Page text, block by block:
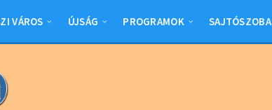
VÁROS ÚJSÁG PROGRAMOK SAJTÓSZOBA